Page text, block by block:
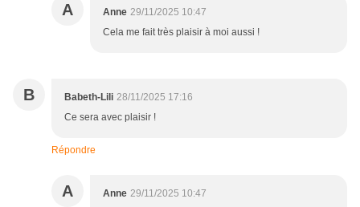
A Anne 29/11/2025 10:47
Cela me fait très plaisir à moi aussi !
B Babeth-Lili 28/11/2025 17:16
Ce sera avec plaisir !
Répondre
A Anne 29/11/2025 10:47